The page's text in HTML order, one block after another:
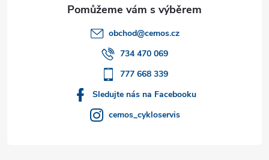
obchod@cemos.cz
734 470 069
777 668 339
Sledujte nás na Facebooku
cemos_cykloservis